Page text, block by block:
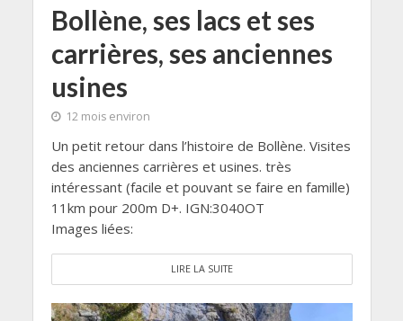
Bollène, ses lacs et ses
carrières, ses anciennes
usines
12 mois environ
Un petit retour dans l’histoire de Bollène. Visites
des anciennes carrières et usines. très
intéressant (facile et pouvant se faire en famille)
11km pour 200m D+. IGN:3040OT
Images liées:
LIRE LA SUITE